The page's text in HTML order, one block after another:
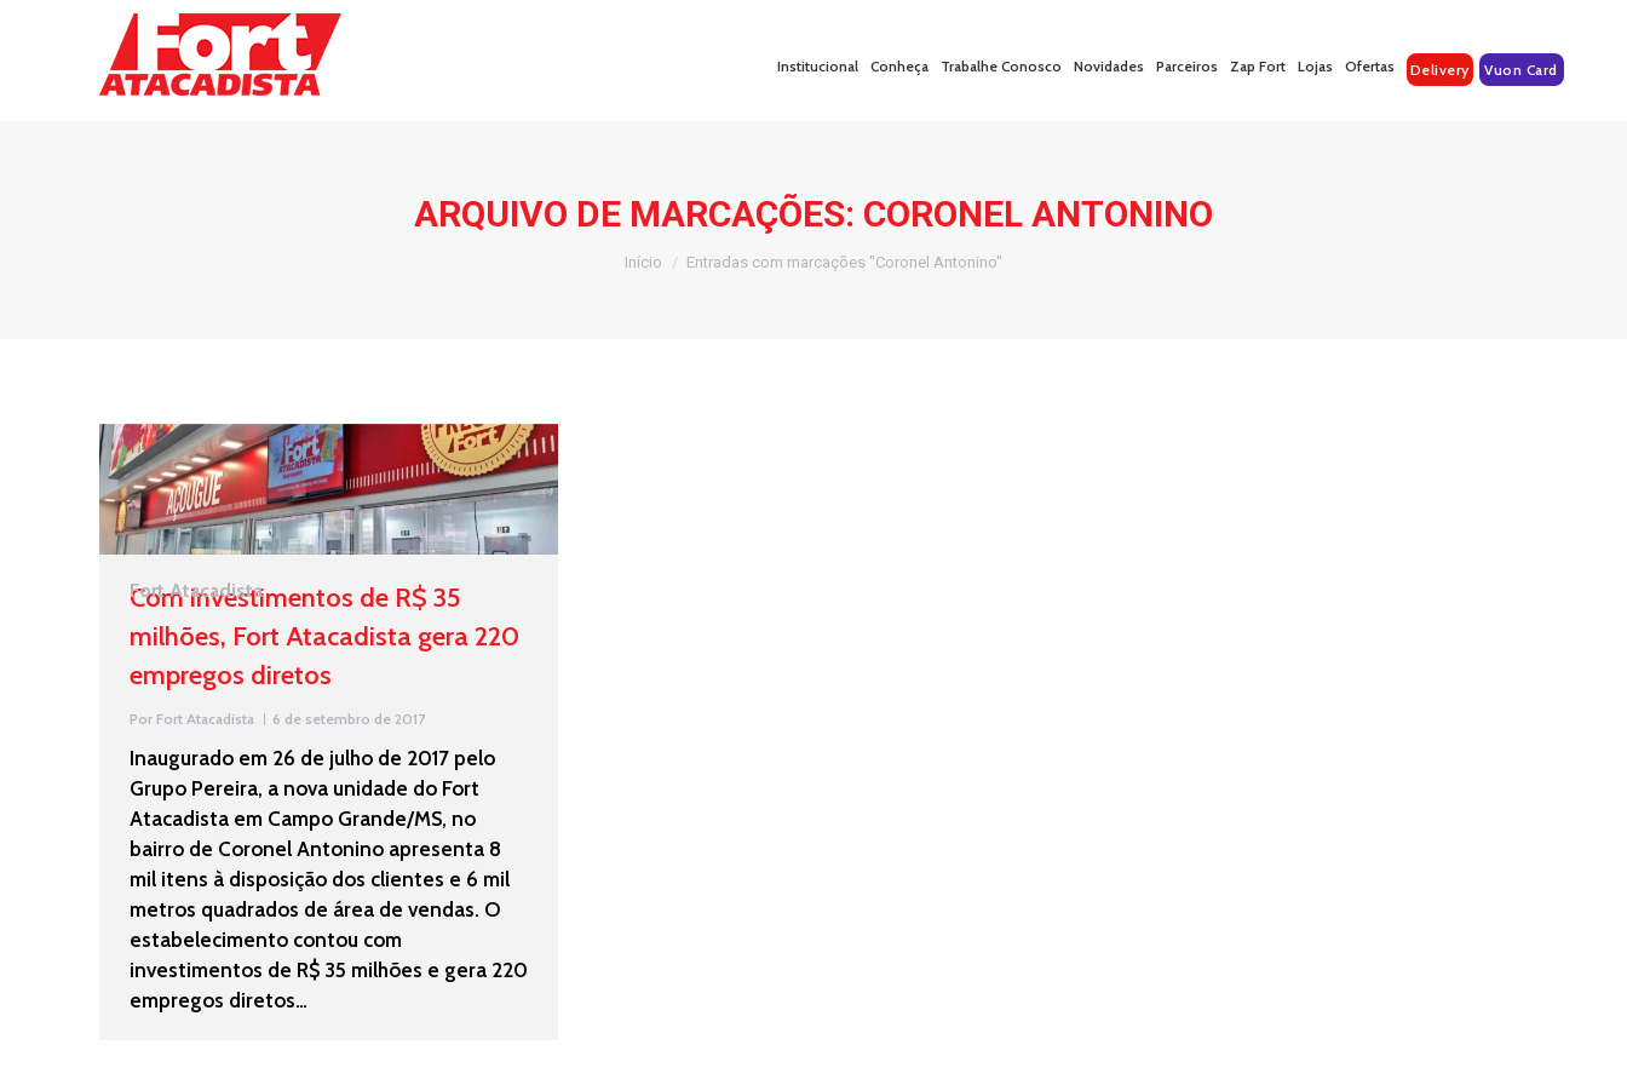
Institucional Conheça Trabalhe Conosco Novidades Parceiros Zap Fort Lojas Ofertas Delivery Vuon Card
ARQUIVO DE MARCAÇÕES: CORONEL ANTONINO
Você está aqui:
Início Entradas com marcações "Coronel Antonino"
Com investimentos de R$ 35
milhões, Fort Atacadista gera 220
empregos diretos
Fort Atacadista
Por Fort Atacadista 6 de setembro de 2017
Inaugurado em 26 de julho de 2017 pelo
Grupo Pereira, a nova unidade do Fort
Atacadista em Campo Grande/MS, no
bairro de Coronel Antonino apresenta 8
mil itens à disposição dos clientes e 6 mil
metros quadrados de área de vendas. O
estabelecimento contou com
investimentos de R$ 35 milhões e gera 220
empregos diretos…